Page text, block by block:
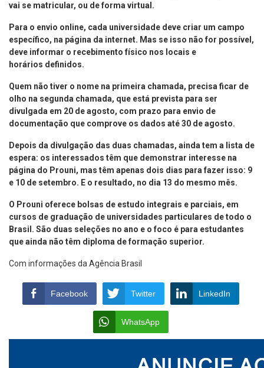
vai se matricular, ou de forma virtual.
Para o envio online, cada universidade deve criar um campo
específico, na página da internet. Mas se isso não for possível,
deve informar o recebimento físico nos locais e
horários definidos.
Quem não tiver o nome na primeira chamada, precisa ficar de
olho na segunda chamada, que está prevista para ser
divulgada em 20 de agosto, com prazo para envio de
documentação que comprove os dados até 30 de agosto.
Depois da divulgação das duas chamadas, ainda tem a lista de
espera: os interessados têm que demonstrar interesse na
página do Prouni, mas têm apenas dois dias para fazer isso: 9
e 10 de setembro. E o resultado, no dia 13 do mesmo mês.
O Prouni oferece bolsas de estudo integrais e parciais, em
cursos de graduação de universidades particulares de todo o
Brasil. São duas seleções no ano e o foco é para estudantes
que ainda não têm diploma de formação superior.
Com informações da Agência Brasil
Facebook Twitter LinkedIn
WhatsApp